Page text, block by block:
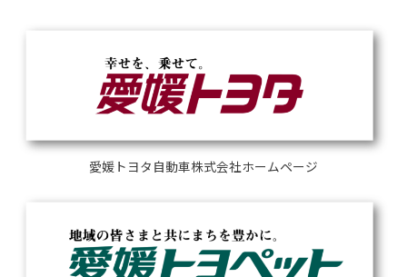
愛媛トヨタ自動車株式会社ホームページ